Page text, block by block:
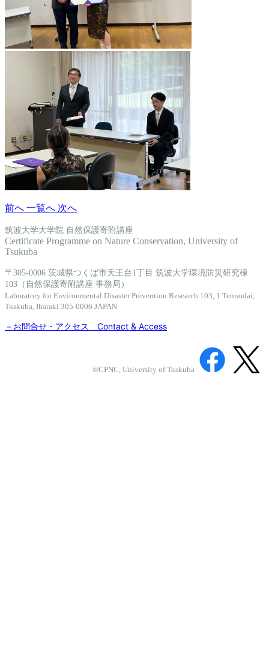
前へ 一覧へ 次へ
筑波大学大学院 自然保護寄附講座
Certificate Programme on Nature Conservation, University of
Tsukuba
〒305-0006 茨城県つくば市天王台1丁目 筑波大学環境防災研究棟
103（自然保護寄附講座 事務局）
Laboratory for Environmental Disaster Prevention Research 103, 1 Tennodai,
Tsukuba, Ibaraki 305-0006 JAPAN
－お問合せ・アクセス Contact & Access
©CPNC, University of Tsukuba